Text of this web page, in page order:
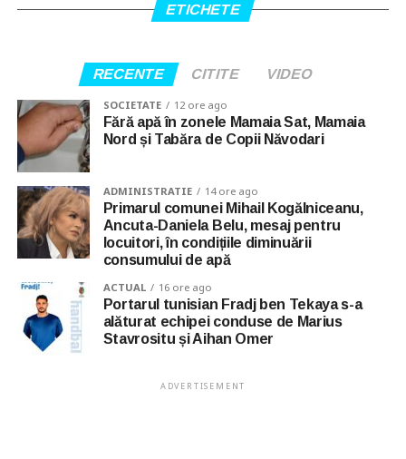
ETICHETE
RECENTE CITITE VIDEO
SOCIETATE 12 ore ago
Fără apă în zonele Mamaia Sat, Mamaia
Nord și Tabăra de Copii Năvodari
ADMINISTRATIE 14 ore ago
Primarul comunei Mihail Kogălniceanu,
Ancuta-Daniela Belu, mesaj pentru
locuitori, în condițiile diminuării
consumului de apă
ACTUAL 16 ore ago
Portarul tunisian Fradj ben Tekaya s-a
alăturat echipei conduse de Marius
Stavrositu și Aihan Omer
ADVERTISEMENT